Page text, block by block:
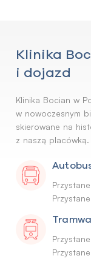
Klinika
i dojazd
Klinika Bocian w
w nowoczesnym
skierowane na
z naszą placówką.